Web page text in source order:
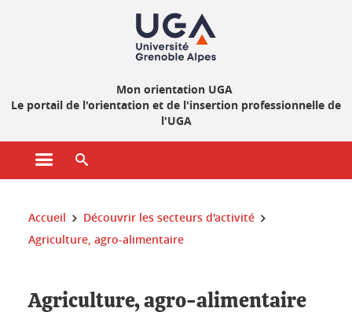
Mon orientation UGA
Le portail de l'orientation et de l'insertion professionnelle de
l'UGA
Ouvrir le menu principal
Vous êtes ici :
Accueil
Découvrir les secteurs d'activité
Agriculture, agro-alimentaire
Agriculture, agro-alimentaire